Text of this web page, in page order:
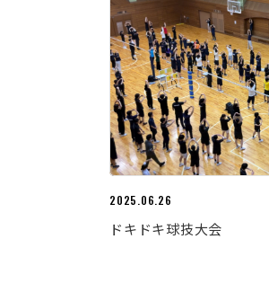
2025.06.26
ドキドキ球技大会